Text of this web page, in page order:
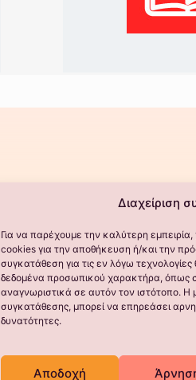
Διαχείριση
Για να παρέχουμε την καλύτερη
cookies για την αποθήκευση ή/και την
συγκατάθεση για τις εν λόγω
δεδομένα προσωπικού χαρακτήρα, όπως
αναγνωριστικά σε αυτόν τον ιστότοπο.
συγκατάθεσης, μπορεί να επηρεάσει
δυνατότητες.
Αποδοχή